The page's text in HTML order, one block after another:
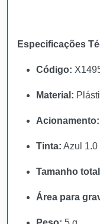
Especificações
Código:
Material:
Acionamento:
Tinta: Azul 1.0
Tamanho
Área para